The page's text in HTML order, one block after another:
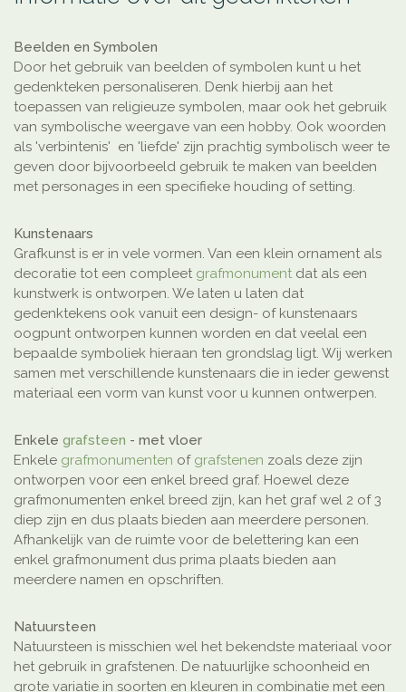
Beelden en Symbolen
Door het gebruik van beelden of symbolen kunt u het
gedenkteken personaliseren. Denk hierbij aan het
toepassen van religieuze symbolen, maar ook het gebruik
van symbolische weergave van een hobby. Ook woorden
als 'verbintenis' en 'liefde' zijn prachtig symbolisch weer te
geven door bijvoorbeeld gebruik te maken van beelden
met personages in een specifieke houding of setting.
Kunstenaars
Grafkunst is er in vele vormen. Van een klein ornament als
decoratie tot een compleet grafmonument dat als een
kunstwerk is ontworpen. We laten u laten dat
gedenktekens ook vanuit een design- of kunstenaars
oogpunt ontworpen kunnen worden en dat veelal een
bepaalde symboliek hieraan ten grondslag ligt. Wij werken
samen met verschillende kunstenaars die in ieder gewenst
materiaal een vorm van kunst voor u kunnen ontwerpen.
Enkele grafsteen - met vloer
Enkele grafmonumenten of grafstenen zoals deze zijn
ontworpen voor een enkel breed graf. Hoewel deze
grafmonumenten enkel breed zijn, kan het graf wel 2 of 3
diep zijn en dus plaats bieden aan meerdere personen.
Afhankelijk van de ruimte voor de belettering kan een
enkel grafmonument dus prima plaats bieden aan
meerdere namen en opschriften.
Natuursteen
Natuursteen is misschien wel het bekendste materiaal voor
het gebruik in grafstenen. De natuurlijke schoonheid en
grote variatie in soorten en kleuren in combinatie met een